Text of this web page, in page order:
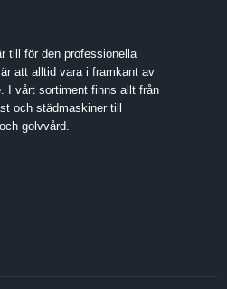
till för den professionella
att alltid vara i framkant av
I vårt sortiment finns allt från
och städmaskiner till
golvvård.